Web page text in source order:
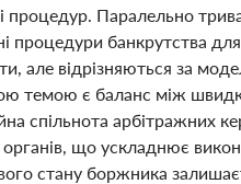
процедур. Паралельно
процедури банкрутства для
але відрізняються за
темою є баланс між
спільнота арбітражних
що ускладнює
стану боржника